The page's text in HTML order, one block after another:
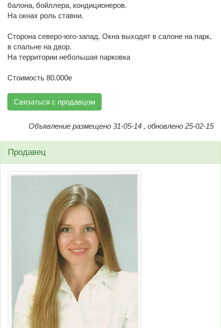
балона, бойллера, кондиционеров.
На окнах роль ставни.
Сторона северо-юго-запад. Окна выходят в салоне на парк,
в спальне на двор.
На территории небольшая парковка
Стоимость 80.000е
Связаться с продавцом
Объявление размещено 31-05-14 , обновлено 25-02-15
Продавец